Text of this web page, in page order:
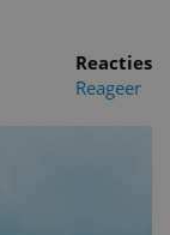
Reacties
Reageer